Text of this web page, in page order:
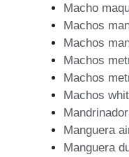
Macho
Machos
Machos
Machos
Machos
Machos
Manguera
Manguera